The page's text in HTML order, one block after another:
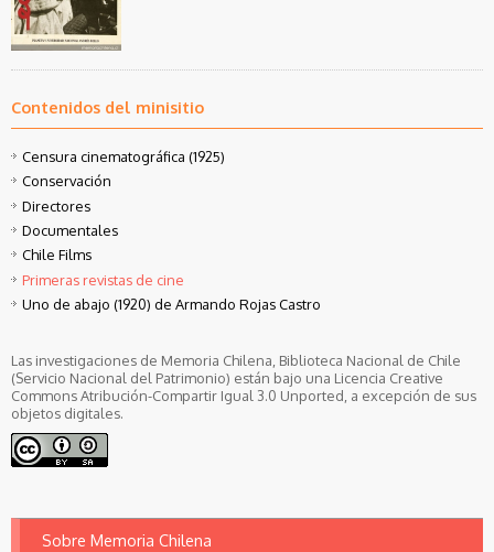
Contenidos del minisitio
Censura cinematográfica (1925)
Conservación
Directores
Documentales
Chile Films
Primeras revistas de cine
Uno de abajo (1920) de Armando Rojas Castro
Las investigaciones de Memoria Chilena, Biblioteca Nacional de Chile
(Servicio Nacional del Patrimonio) están bajo una Licencia Creative
Commons Atribución-Compartir Igual 3.0 Unported, a excepción de sus
objetos digitales.
Sobre Memoria Chilena